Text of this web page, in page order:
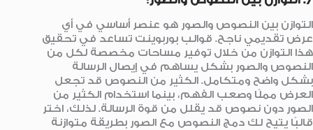
التوازن بين النصوص والصور هو عنصر أساسي في أي
عرض تقديمي ناجح. قوالب بوربوينت تساعد في تحقيق
هذا التوازن من خلال توفير مساحات مخصصة لكل من
النصوص والصور بشكل يساهم في إيصال الرسالة
بشكل واضح ومتكامل. الكثير من النصوص قد تجعل
العرض مملًا وصعب الفهم، بينما استخدام الكثير من
الصور دون نصوص قد يقلل من قوة الرسالة. لذلك، اختر
قالبًا يتيح لك دمج النصوص مع الصور بطريقة متوازنة